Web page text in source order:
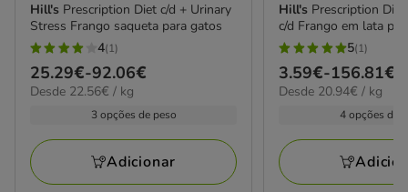
Hill's Prescription Diet c/d + Urinary
Stress Frango saqueta para gatos
4
estrelas
com
avaliações
4(1)
Preço
de
92.06€
25.29€-92.06€
22.56€
Desde 22.56€ / kg
3 opções de peso
Adicionar
Hill's Prescription
c/d Frango em lata
5
estrelas
com
avaliações
5(1)
Preço
de
156.81€
3.59€-156.81€
20.94€
Desde 20.94€ / kg
4 opções de